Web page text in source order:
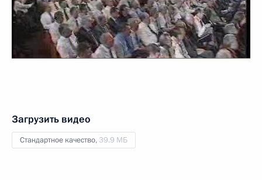
Загрузить видео
Стандартное качество, 39.9 МБ